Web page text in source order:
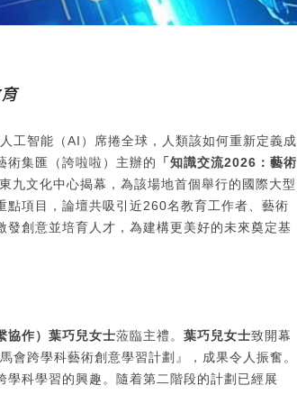
工智能（AI）席捲全球，人類該如何重新定義成
術集匯（誇啦啦）主辦的
「知識交流2026 ：藝術
文化中心揭幕，為該場地首個舉行的國際大型
項目，論壇共吸引近260名教育工作者、藝術
創意並培育人才，為建構更美好的未來奠定基
協作）葉巧兒女士蒞臨主禮。 葉巧兒女士致開幕
跨學科藝術創意學習計劃』，成果令人振奮。
科學習的興趣。隨着第二階段的計劃已經展